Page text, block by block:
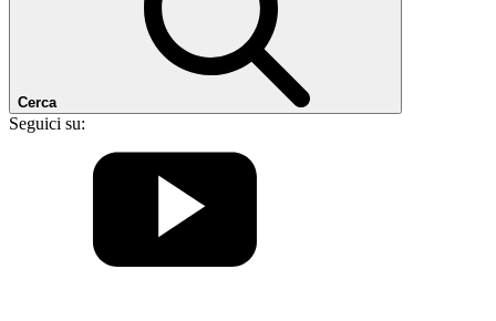
Cerca
Seguici su: